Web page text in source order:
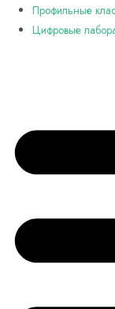
Профильные
Цифровые